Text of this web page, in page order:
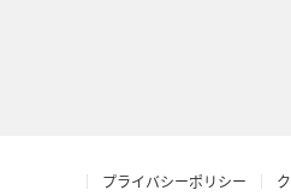
プライバシーポリシー